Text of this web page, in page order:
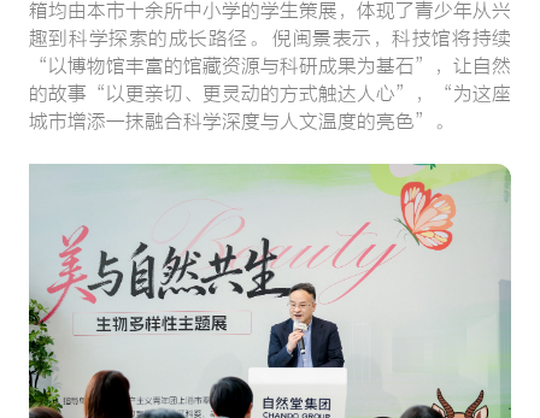
箱均由本市十余所中小学的学生策展，体现了青少年从兴
趣到科学探索的成长路径。 倪闽景表示，科技馆将持续
“以博物馆丰富的馆藏资源与科研成果为基石”，让自然
的故事“以更亲切、更灵动的方式触达人心”，“为这座
城市增添一抹融合科学深度与人文温度的亮色”。